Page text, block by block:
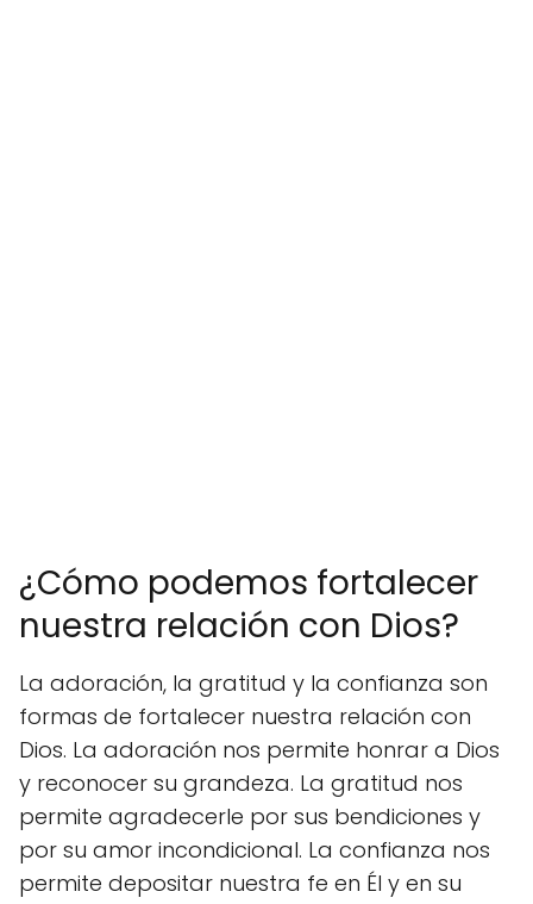
¿Cómo podemos fortalecer
nuestra relación con Dios?
La adoración, la gratitud y la confianza son
formas de fortalecer nuestra relación con
Dios. La adoración nos permite honrar a Dios
y reconocer su grandeza. La gratitud nos
permite agradecerle por sus bendiciones y
por su amor incondicional. La confianza nos
permite depositar nuestra fe en Él y en su